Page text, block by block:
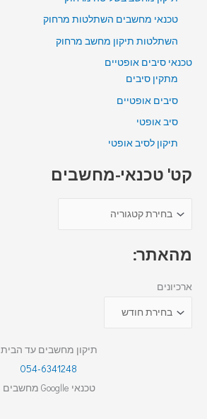
טכנאי מחשבים השתלטות מרחוק
השתלטות תיקון מחשב מרחוק
טכנאי סיבים אופטיים
מתקין סיבים
סיבים אופטיים
סיב אופטי
תיקון לסיב אופטי
קט' טכנאי-מחשבים
מהאתר:
ארכיונים
תיקון מחשבים עד הבית
054-6341248
טכנאי Googlle מחשבים